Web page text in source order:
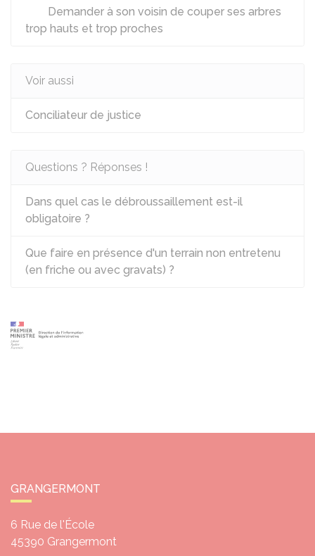
Demander à son voisin de couper ses arbres
trop hauts et trop proches
Voir aussi
Conciliateur de justice
Questions ? Réponses !
Dans quel cas le débroussaillement est-il
obligatoire ?
Que faire en présence d'un terrain non entretenu
(en friche ou avec gravats) ?
GRANGERMONT
6 Rue de l'École
45390 Grangermont